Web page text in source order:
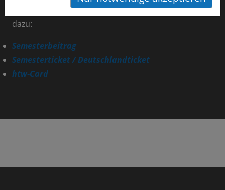
. Hier findet Ihr weitere Informationen
dazu:
Semesterbeitrag
Semesterticket / Deutschlandticket
htw-Card